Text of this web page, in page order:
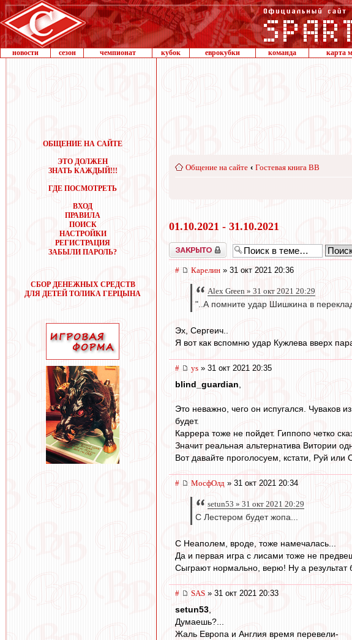
новости сезон чемпионат кубок еврокубки команда карта
ОБЩЕНИЕ НА САЙТЕ
ЭТО ДОЛЖЕН
ЗНАТЬ КАЖДЫЙ!!!
ГДЕ ПОСМОТРЕТЬ
ВХОД
ПРАВИЛА
ПОИСК
НАСТРОЙКИ
РЕГИСТРАЦИЯ
ЗАБЫЛИ ПАРОЛЬ?
СБОР ДЕНЕЖНЫХ СРЕДСТВ
ДЛЯ ДЕТЕЙ ТОЛИКА ГЕРЦЫНА
Общение на сайте ‹ Гостевая книга ВВ
01.10.2021 - 31.10.2021
Закрыто
# Карелин » 31 окт 2021 20:36
Alex Green » 31 окт 2021 20:29
"..А помните удар Шишкина в
Эх, Сергеич..
Я вот как вспомню удар Кужлева вверх
# ys » 31 окт 2021 20:35
blind_guardian
Это неважно, чего он испугался. Чуваков
будет.
Каррера тоже не пойдет. Гиппопо четко
Значит реальная альтернатива Витории
Вот давайте проголосуем, кстати, Руй или
# МосфОлд » 31 окт 2021 20:34
setun53 » 31 окт 2021 20:29
С Лестером будет жопа...
С Неаполем, вроде, тоже намечалась...
Да и первая игра с лисами тоже не
Сыграют нормально, верю! Ну а результат
# SAS » 31 окт 2021 20:33
setun53
Думаешь?...
Жаль Европа и Англия время перевели-